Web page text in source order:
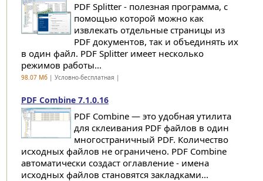
PDF Splitter - полезная программа, с
помощью которой можно как
извлекать отдельные страницы из
PDF документов, так и объединять их
в один файл. PDF Splitter имеет несколько
режимов работы...
98.07 Мб| Условно-бесплатная |
PDF Combine 7.1.0.16
PDF Combine — это удобная утилита
для склеивания PDF файлов в один
многостраничный PDF. Количество
исходных файлов не ограничено. PDF Combine
автоматически создаст оглавление - имена
исходных файлов становятся закладками...